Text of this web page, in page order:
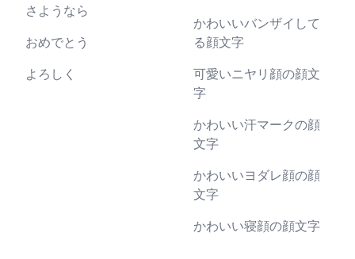
さようなら
おめでとう
よろしく
かわいいバンザイして
る顔文字
可愛いニヤリ顔の顔文
字
かわいい汗マークの顔
文字
かわいいヨダレ顔の顔
文字
かわいい寝顔の顔文字